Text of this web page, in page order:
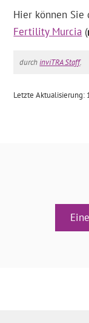
Hier können
Fertility Murcia (
durchinviTRA Staff.
Letzte Aktualisierung: